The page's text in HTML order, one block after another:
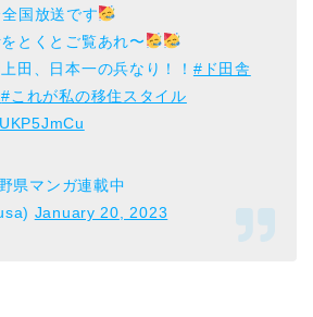
国放送です
とくとご覧あれ〜
田、日本一の兵なり！！ #ド田舎
#これが私の移住スタイル
県マンガ連載中
January 20, 2023